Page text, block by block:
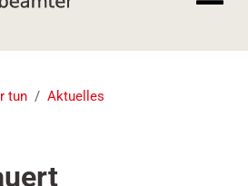
tun
Aktuelles